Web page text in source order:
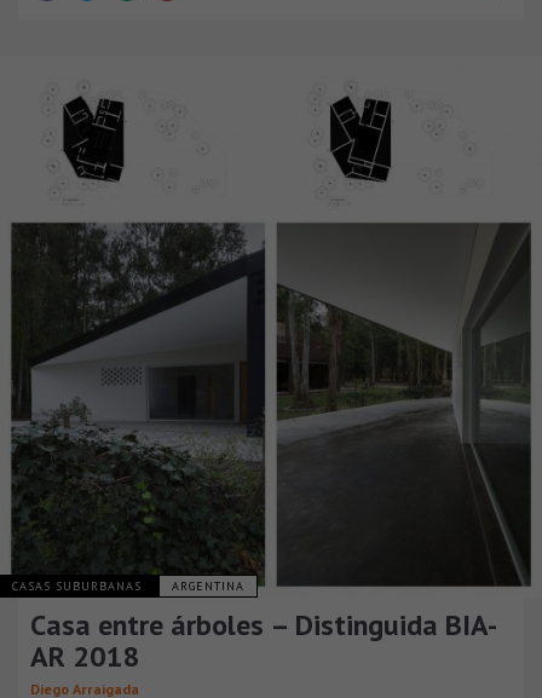
CASAS SUBURBANAS ARGENTINA
Casa entre árboles – Distinguida BIA-
AR 2018
Diego Arraigada